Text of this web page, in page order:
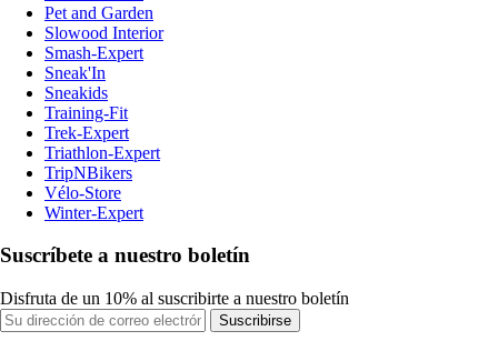
Pet and Garden
Slowood Interior
Smash-Expert
Sneak'In
Sneakids
Training-Fit
Trek-Expert
Triathlon-Expert
TripNBikers
Vélo-Store
Winter-Expert
Suscríbete a nuestro boletín
Disfruta de un 10% al suscribirte a nuestro boletín
Suscribirse